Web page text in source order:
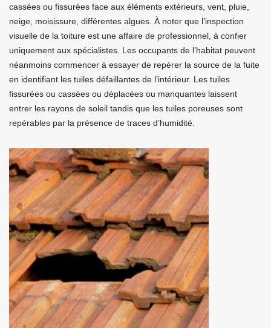
cassées ou fissurées face aux éléments extérieurs, vent, pluie,
neige, moisissure, différentes algues. À noter que l’inspection
visuelle de la toiture est une affaire de professionnel, à confier
uniquement aux spécialistes. Les occupants de l’habitat peuvent
néanmoins commencer à essayer de repérer la source de la fuite
en identifiant les tuiles défaillantes de l’intérieur. Les tuiles
fissurées ou cassées ou déplacées ou manquantes laissent
entrer les rayons de soleil tandis que les tuiles poreuses sont
repérables par la présence de traces d’humidité.